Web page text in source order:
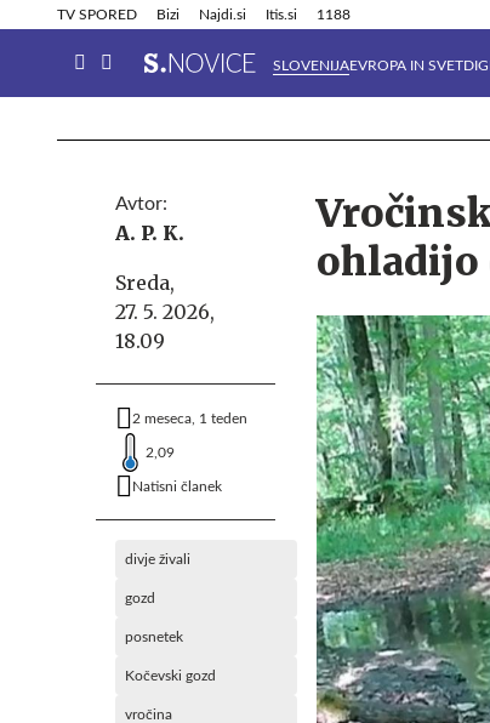
TV SPORED Bizi Najdi.si Itis.si 1188
SLOVENIJAEVROPA IN SVET
Info in obvestila Tehnik
Avtor:
A. P. K.
Sreda,
27. 5. 2026,
18.09
2 meseca, 1 teden
2,09
Natisni članek
divje živali
gozd
posnetek
Kočevski gozd
vročina
ohladijo